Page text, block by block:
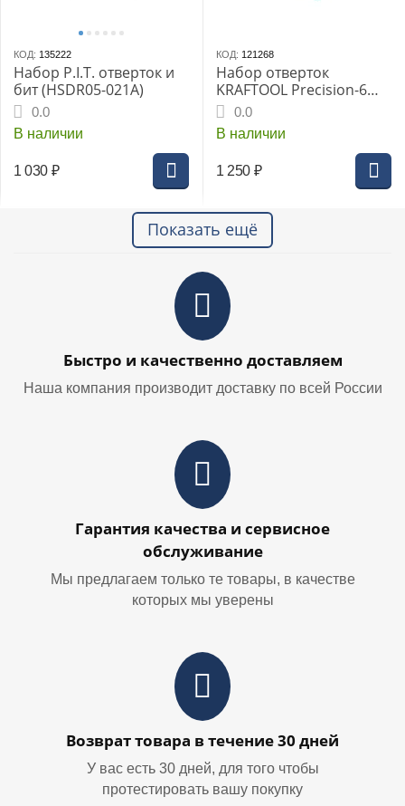
КОД: 135222
Набор P.I.T. отверток и
бит (HSDR05-021A)
0.0
В наличии
1 030 ₽
КОД: 121268
Набор отверток
KRAFTOOL Precision-6
«PRO», часовых для для
особо точных работ,
металлическая рукоятка
с противоскользящей
накладкой, жало из
0.0
В наличии
1 250 ₽
Показать ещё
Быстро и качественно доставляем
Наша компания производит доставку по всей России
Гарантия качества и сервисное
обслуживание
Мы предлагаем только те товары, в качестве
которых мы уверены
Возврат товара в течение 30 дней
У вас есть 30 дней, для того чтобы
протестировать вашу покупку